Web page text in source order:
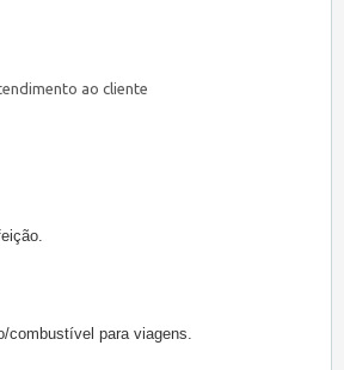
ao cliente
combustível para viagens.